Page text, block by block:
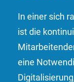
In einer sich
ist die
eine